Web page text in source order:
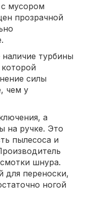
мусором
прозрачной
турбины
силы
чем у
а
на ручке. Это
пылесоса и
шнура.
для переноски,
ногой